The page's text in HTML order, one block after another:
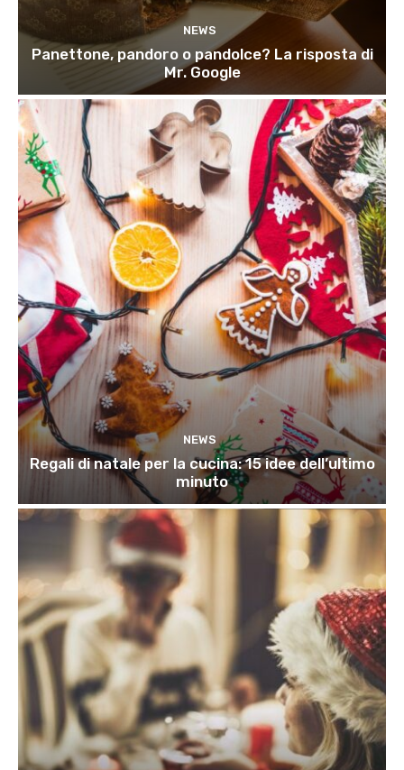
NEWS
Panettone, pandoro o pandolce? La risposta di
Mr. Google
NEWS
Regali di natale per la cucina: 15 idee dell’ultimo
minuto